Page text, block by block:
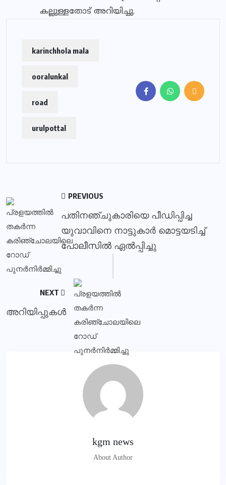
കല്ലുള്ളതോട് അറിയിച്ചു.
karinchhola mala
ooralunkal
road
urulpottal
PREVIOUS
പതിനഞ്ചുകാരിയെ പീഡിപ്പിച്ച
യുവാവിനെ നാട്ടുകാര്‍ മൊട്ടയടിച്ച്
പോലീസില്‍ ഏല്‍പ്പിച്ചു
NEXT
അറിയിപ്പുകള്‍
kgm news
About Author